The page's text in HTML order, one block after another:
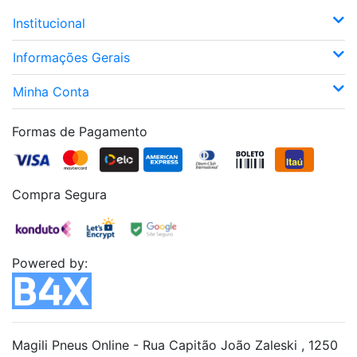
Institucional
Informações Gerais
Minha Conta
Formas de Pagamento
Compra Segura
Powered by:
Magili Pneus Online - Rua Capitão João Zaleski , 1250